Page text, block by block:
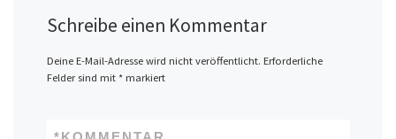
Schreibe einen Kommentar
Deine E-Mail-Adresse wird nicht veröffentlicht. Erforderliche
Felder sind mit *markiert